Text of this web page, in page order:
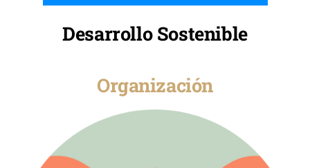
Desarrollo Sostenible
Organización